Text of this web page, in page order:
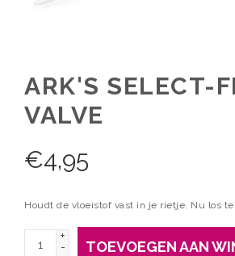
ARK'S SELECT-
VALVE
€4,95
Houdt de vloeistof vast in je rietje. Nu los
+
-
TOEVOEGEN AAN